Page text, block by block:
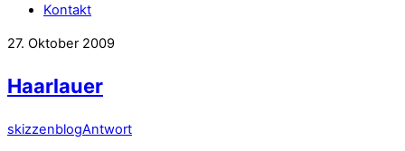
Kontakt
27. Oktober 2009
Haarlauer
skizzenblogAntwort